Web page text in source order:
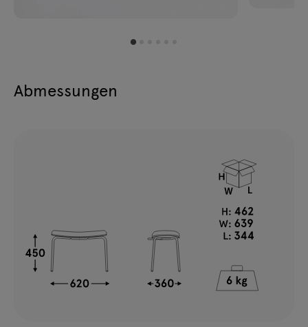
Abmessungen